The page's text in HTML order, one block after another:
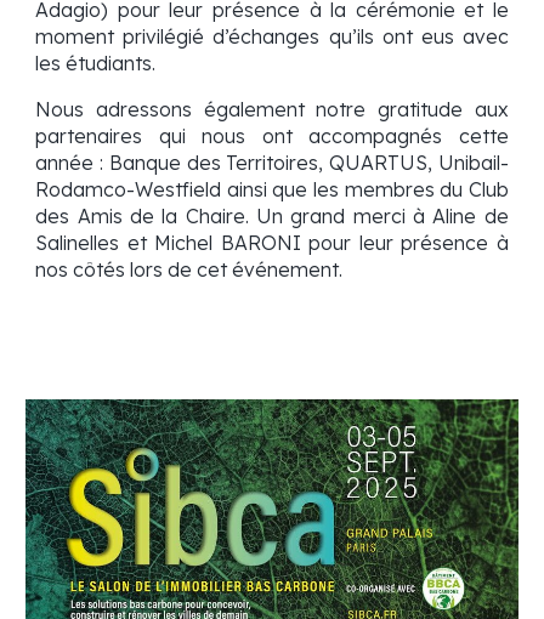
Adagio) pour leur présence à la cérémonie et le
moment privilégié d’échanges qu’ils ont eus avec
les étudiants.
Nous adressons également notre gratitude aux
partenaires qui nous ont accompagnés cette
année : Banque des Territoires, QUARTUS, Unibail-
Rodamco-Westfield ainsi que les membres du Club
des Amis de la Chaire. Un grand merci à Aline de
Salinelles et Michel BARONI pour leur présence à
nos côtés lors de cet événement.